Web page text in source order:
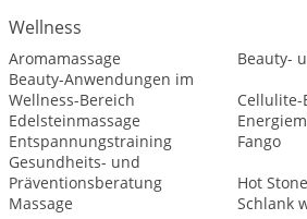
Wellness
Aromamassage
Beauty-
Beauty-Anwendungen im
Wellness-Bereich
Edelsteinmassage
Entspannungstraining
Fango
Gesundheits- und
Präventionsberatung
Hot
Massage
Schlank